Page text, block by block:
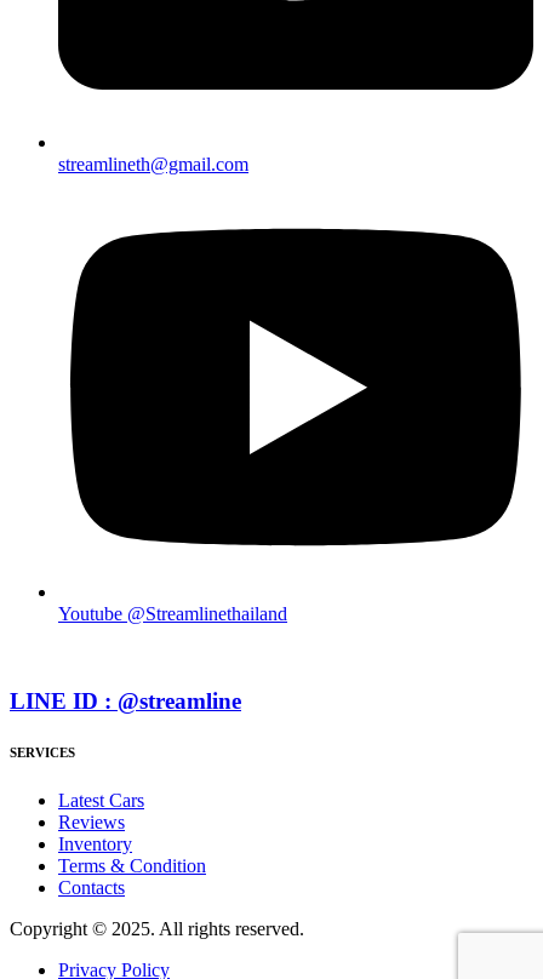
streamlineth@gmail.com
Youtube @Streamlinethailand
LINE ID : @streamline
SERVICES
Latest Cars
Reviews
Inventory
Terms & Condition
Contacts
Copyright © 2025. All rights reserved.
Privacy Policy